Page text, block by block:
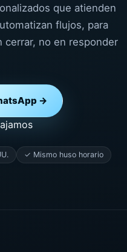
que atienden
flujos, para
no en responder
→
✓ Mismo huso horario